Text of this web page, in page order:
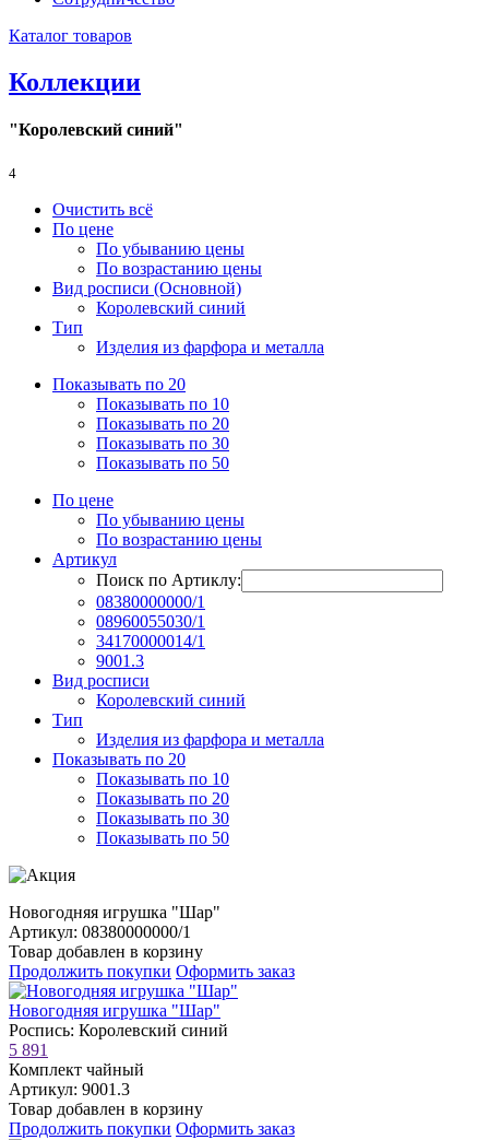
Каталог товаров
Коллекции
"Королевский синий"
4
Очистить всё
По цене
По убыванию цены
По возрастанию цены
Вид росписи (Основной)
Королевский синий
Тип
Изделия из фарфора и металла
Показывать по 20
Показывать по 10
Показывать по 20
Показывать по 30
Показывать по 50
По цене
По убыванию цены
По возрастанию цены
Артикул
Поиск по Артиклу:
08380000000/1
08960055030/1
34170000014/1
9001.3
Вид росписи
Королевский синий
Тип
Изделия из фарфора и металла
Показывать по 20
Показывать по 10
Показывать по 20
Показывать по 30
Показывать по 50
Новогодняя игрушка "Шар"
Артикул: 08380000000/1
Товар добавлен в корзину
Продолжить покупки Оформить заказ
Новогодняя игрушка "Шар"
Роспись: Королевский синий
5 891
Комплект чайный
Артикул: 9001.3
Товар добавлен в корзину
Продолжить покупки Оформить заказ